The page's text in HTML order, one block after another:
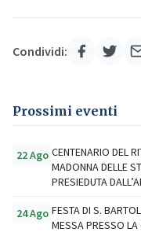
Condividi:
Prossimi eventi
22 Ago CENTENARIO DEL
MADONNA DELLE
PRESIEDUTA
24 Ago FESTA DI S.
MESSA PRESSO LA